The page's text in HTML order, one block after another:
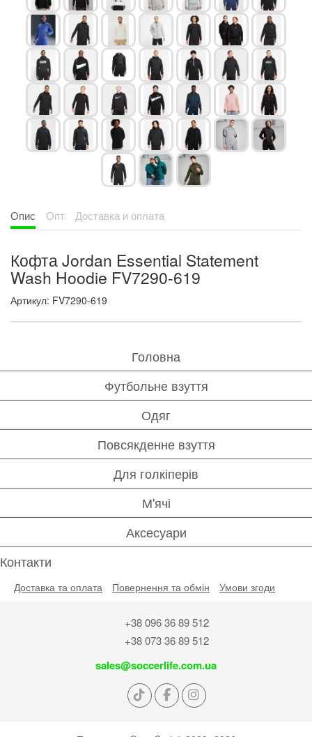
Опис Опт Доставка и оплата
Кофта Jordan Essential Statement
Wash Hoodie FV7290-619
Артикул: FV7290-619
Головна
Футбольне взуття
Одяг
Повсякденне взуття
Для голкіперів
М'ячі
Аксесуари
Контакти
Доставка та оплата Повернення та обмін Умови згоди
+38 096 36 89 512
+38 073 36 89 512
sales@soccerlife.com.ua